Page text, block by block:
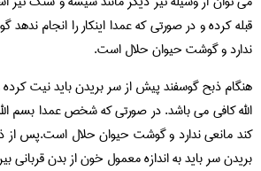
قبله کرده و در صورتی که عمدا اینکار را انجام
ندارد و گوشت حیوان حلال است.
هنگام ذبح گوسفند پیش از سر بریدن باید نیت
الله کافی می باشد. در صورتی که شخص عمدا بسم
کند مانعی ندارد و گوشت حیوان حلال است.پس از
بریدن سر باید به اندازه معمول خون از بدن قربانی